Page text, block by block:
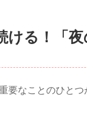
ける！「
要なことのひとつ